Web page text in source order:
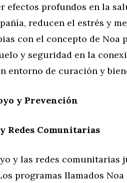
efectos profundos en la
reducen el estrés y
con el concepto de
y seguridad en la
entorno de curación y
y Prevención
Redes Comunitarias
y las redes comunitarias
programas llamados